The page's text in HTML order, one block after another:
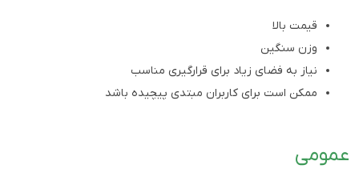
قیمت بالا
وزن سنگین
نیاز به فضای زیاد برای قرارگیری مناسب
ممکن است برای کاربران مبتدی پیچیده باشد
عمومی